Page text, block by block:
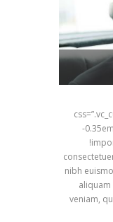
-
nibh
veniam,